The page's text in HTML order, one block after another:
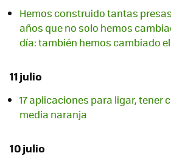
Hemos construido tantas
años que no solo hemos
día: también hemos cambiado
11 julio
17 aplicaciones para ligar, tener
media naranja
10 julio